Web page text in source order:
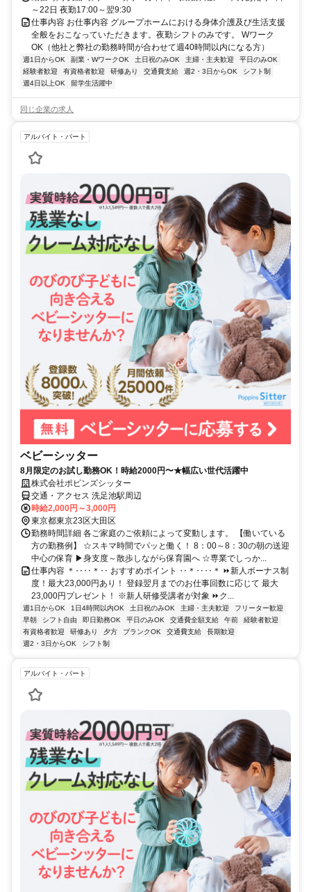
～22日 夜勤17:00～翌9:30
仕事内容 お仕事内容 グループホームにおける身体介護及び生活支援
全般をおこなっていただきます。夜勤シフトのみです。 Wワーク
OK（他社と弊社の勤務時間が合わせて週40時間以内になる方）
週1日からOK 副業・WワークOK 土日祝のみOK 主婦・主夫歓迎
平日のみOK
経験者歓迎
有資格者歓迎 研修あり 交通費支給 週2・3日からOK
シフト制
週4日以上OK
留学生活躍中
同じ企業の求人
アルバイト・パート
ベビーシッター
8月限定のお試し勤務OK！時給2000円〜★幅広い世代活躍中
株式会社ポピンズシッター
交通・アクセス 洗足池駅周辺
時給2,000円～3,000円
東京都東京23区大田区
勤務時間詳細 各ご家庭のご依頼によって変動します。 【働いている
方の勤務例】 ☆スキマ時間でパッと働く！ 8：00～8：30の朝の送迎
中心の保育 ▶身支度～散歩しながら保育園へ ☆専業でしっか...
仕事内容 ＊‥‥＊‥ おすすめポイント ‥＊‥‥＊ ⏩新人ボーナス制
度！最大23,000円あり！ 登録翌月までのお仕事回数に応じて 最大
23,000円プレゼント！ ※新人研修受講者が対象 ⏩ク...
週1日からOK 1日4時間以内OK 土日祝のみOK 主婦・主夫歓迎
フリーター歓迎
早朝
シフト自由 即日勤務OK 平日のみOK 交通費全額支給 午前
経験者歓迎
有資格者歓迎
研修あり 夕方 ブランクOK 交通費支給
長期歓迎
週2・3日からOK
シフト制
アルバイト・パート